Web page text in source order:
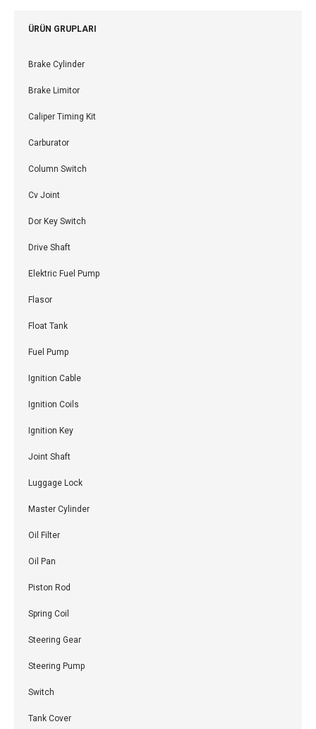
ÜRÜN GRUPLARI
Brake Cylinder
Brake Limitor
Caliper Timing Kit
Carburator
Column Switch
Cv Joint
Dor Key Switch
Drive Shaft
Elektric Fuel Pump
Flasor
Float Tank
Fuel Pump
Ignition Cable
Ignition Coils
Ignition Key
Joint Shaft
Luggage Lock
Master Cylinder
Oil Filter
Oil Pan
Piston Rod
Spring Coil
Steering Gear
Steering Pump
Switch
Tank Cover